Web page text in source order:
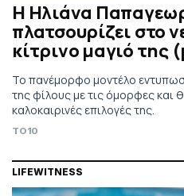
Η Ηλιάνα
πλατσουρίζει στο
κίτρινο μαγιό της
Το πανέμορφο μοντέλο
της φίλους με τις όμορφες και
καλοκαιρινές επιλογές της.
TO10
LIFEWITNESS